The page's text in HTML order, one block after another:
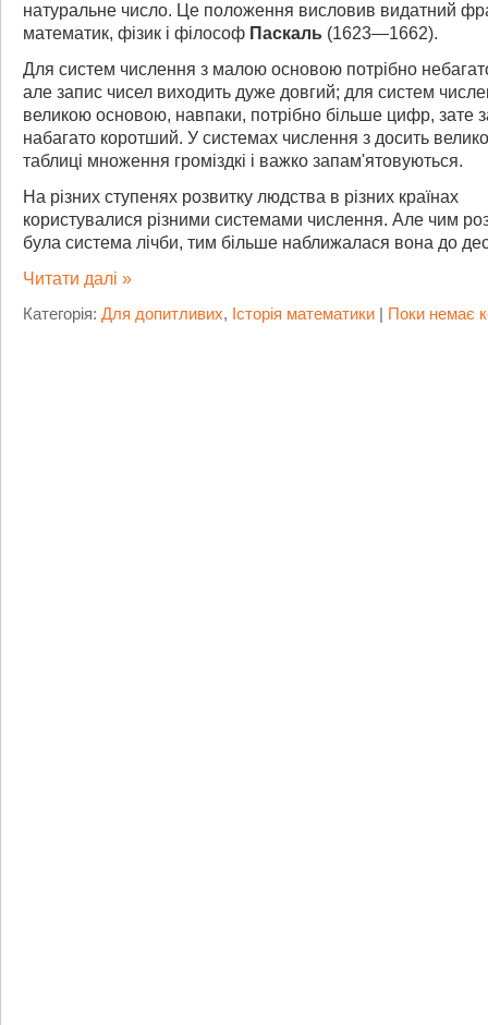
натуральне число. Це положення висловив видатний
математик, фізик і філософ Паскаль (1623—1662).
Для систем числення з малою основою потрібно
але запис чисел виходить дуже довгий; для систем
великою основою, навпаки, потрібно більше цифр, зате
набагато коротший. У системах числення з досить
таблиці множення громіздкі і важко запам'ятовуються.
На різних ступенях розвитку людства в різних країнах
користувалися різними системами числення. Але чим
була система лічби, тим більше наближалася вона до
Читати далі »
Категорія: Для допитливих, Історія математики Поки немає